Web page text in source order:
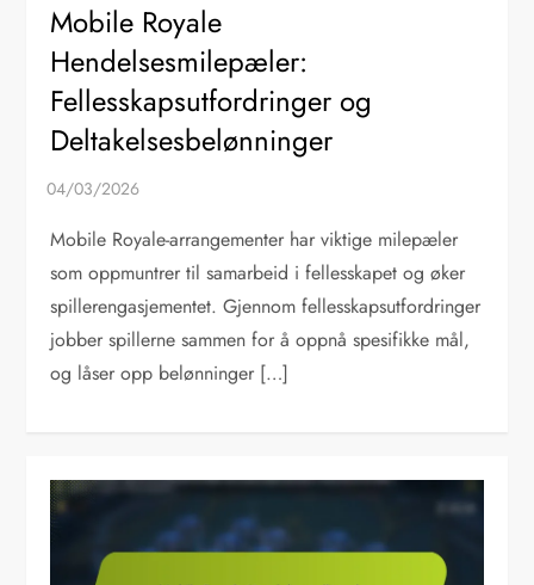
Mobile Royale
Hendelsesmilepæler:
Fellesskapsutfordringer og
Deltakelsesbelønninger
Mobile Royale-arrangementer har viktige milepæler
som oppmuntrer til samarbeid i fellesskapet og øker
spillerengasjementet. Gjennom fellesskapsutfordringer
jobber spillerne sammen for å oppnå spesifikke mål,
og låser opp belønninger […]